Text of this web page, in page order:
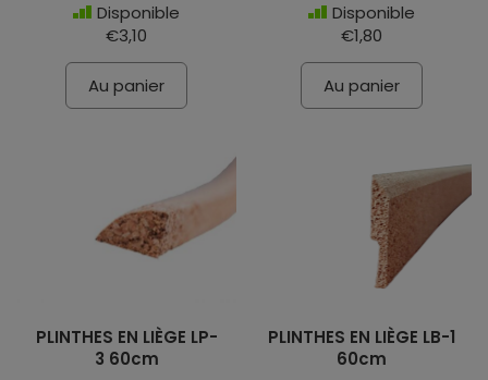
Disponible
€3,10
Au panier
Disponible
€1,80
Au panier
PLINTHES EN LIÈGE LP-
3 60cm
PLINTHES EN LIÈGE LB-1
60cm